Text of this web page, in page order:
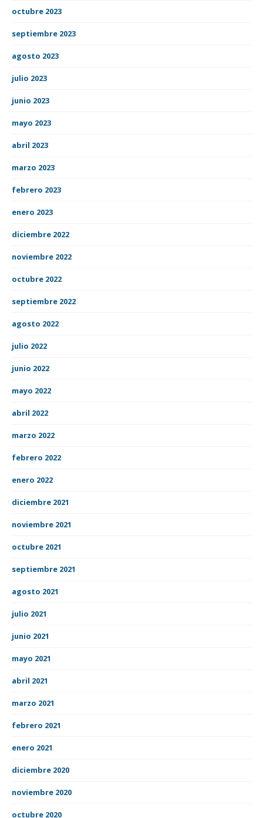
octubre 2023
septiembre 2023
agosto 2023
julio 2023
junio 2023
mayo 2023
abril 2023
marzo 2023
febrero 2023
enero 2023
diciembre 2022
noviembre 2022
octubre 2022
septiembre 2022
agosto 2022
julio 2022
junio 2022
mayo 2022
abril 2022
marzo 2022
febrero 2022
enero 2022
diciembre 2021
noviembre 2021
octubre 2021
septiembre 2021
agosto 2021
julio 2021
junio 2021
mayo 2021
abril 2021
marzo 2021
febrero 2021
enero 2021
diciembre 2020
noviembre 2020
octubre 2020